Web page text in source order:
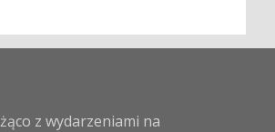
z wydarzeniami na